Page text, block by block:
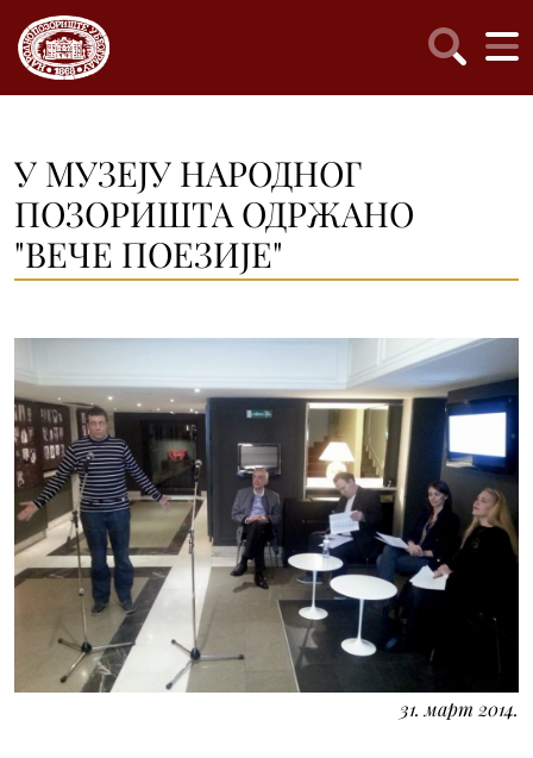
У МУЗЕЈУ НАРОДНОГ
ПОЗОРИШТА ОДРЖАНО
"ВЕЧЕ ПОЕЗИЈЕ"
31. март 2014.